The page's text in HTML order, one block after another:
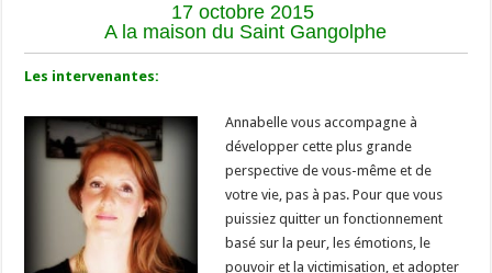
17 octobre 2015
A la maison du Saint Gangolphe
Les intervenantes:
Annabelle vous accompagne à
développer cette plus grande
perspective de vous-même et de
votre vie, pas à pas. Pour que vous
puissiez quitter un fonctionnement
basé sur la peur, les émotions, le
pouvoir et la victimisation, et adopter